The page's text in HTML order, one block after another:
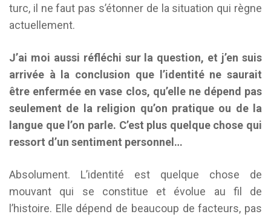
turc, il ne faut pas s’étonner de la situation qui règne
actuellement.
J’ai moi aussi réfléchi sur la question, et j’en suis
arrivée à la conclusion que l’identité ne saurait
être enfermée en vase clos, qu’elle ne dépend pas
seulement de la religion qu’on pratique ou de la
langue que l’on parle. C’est plus quelque chose qui
ressort d’un sentiment personnel…
Absolument. L’identité est quelque chose de
mouvant qui se constitue et évolue au fil de
l’histoire. Elle dépend de beaucoup de facteurs, pas